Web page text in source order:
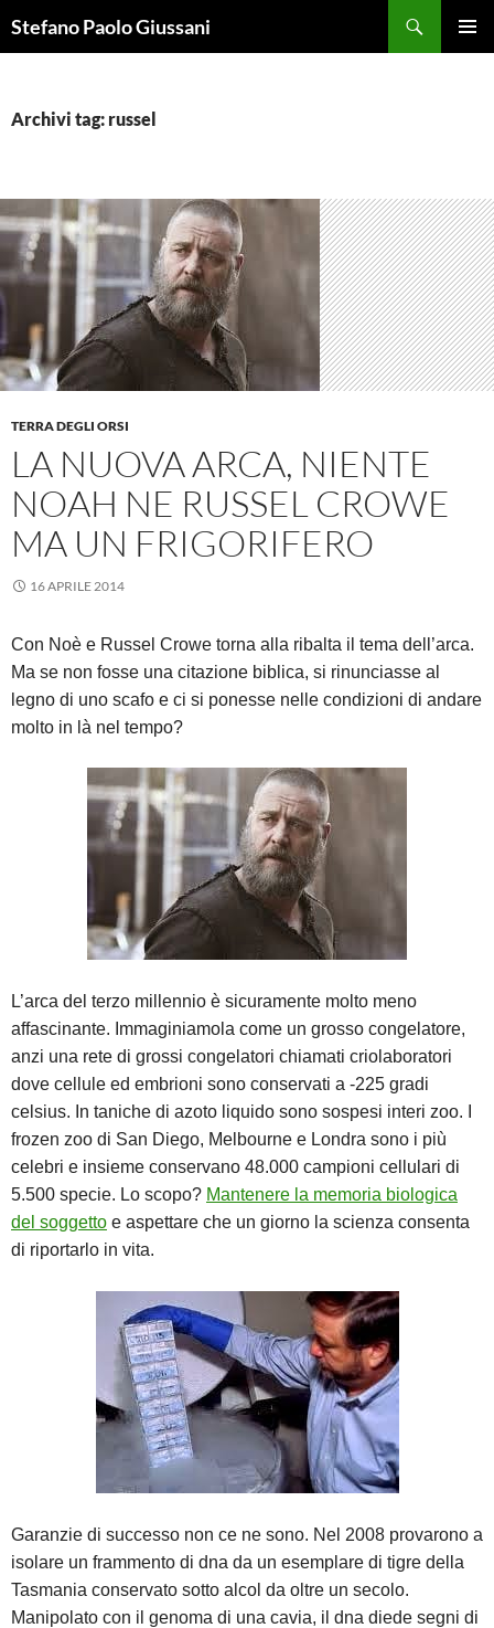
alStefano Paolo Giussani
Archivi tag: russel
TERRA DEGLI ORSI
LA NUOVA ARCA, NIENTE
NOAH NE RUSSEL CROWE
MA UN FRIGORIFERO
16 APRILE 2014
Con Noè e Russel Crowe torna alla ribalta il tema dell’arca.
Ma se non fosse una citazione biblica, si rinunciasse al
legno di uno scafo e ci si ponesse nelle condizioni di andare
molto in là nel tempo?
L’arca del terzo millennio è sicuramente molto meno
affascinante. Immaginiamola come un grosso congelatore,
anzi una rete di grossi congelatori chiamati criolaboratori
dove cellule ed embrioni sono conservati a -225 gradi
celsius. In taniche di azoto liquido sono sospesi interi zoo. I
frozen zoo di San Diego, Melbourne e Londra sono i più
celebri e insieme conservano 48.000 campioni cellulari di
5.500 specie. Lo scopo? Mantenere la memoria biologica
del soggetto e aspettare che un giorno la scienza consenta
di riportarlo in vita.
Garanzie di successo non ce ne sono. Nel 2008 provarono a
isolare un frammento di dna da un esemplare di tigre della
Tasmania conservato sotto alcol da oltre un secolo.
Manipolato con il genoma di una cavia, il dna diede segni di